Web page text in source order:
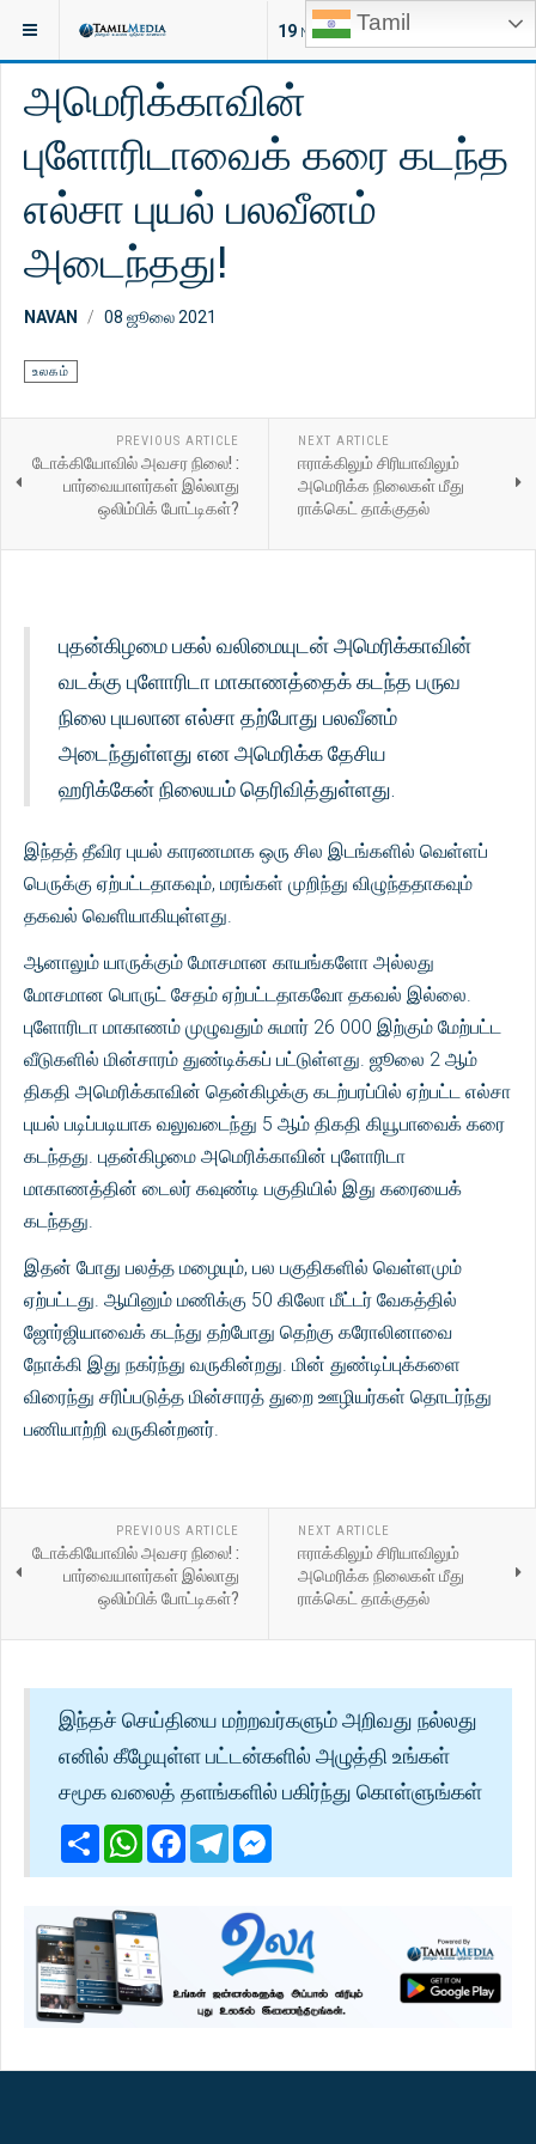
Tamil
19 NEW ARTICLES
இருக்குமிடம்: செய்திகள்
அமெரிக்காவின்
புளோரிடாவைக் கரை கடந்த
எல்சா புயல் பலவீனம்
அடைந்தது!
NAVAN 08 ஜூலை 2021
உலகம்
PREVIOUS ARTICLE
டோக்கியோவில் அவசர நிலை! :
பார்வையாளர்கள் இல்லாது
ஒலிம்பிக் போட்டிகள்?
NEXT ARTICLE
ஈராக்கிலும் சிரியாவிலும்
அமெரிக்க நிலைகள் மீது
ராக்கெட் தாக்குதல்
புதன்கிழமை பகல் வலிமையுடன் அமெரிக்காவின்
வடக்கு புளோரிடா மாகாணத்தைக் கடந்த பருவ
நிலை புயலான எல்சா தற்போது பலவீனம்
அடைந்துள்ளது என அமெரிக்க தேசிய
ஹரிக்கேன் நிலையம் தெரிவித்துள்ளது.
இந்தத் தீவிர புயல் காரணமாக ஒரு சில இடங்களில் வெள்ளப்
பெருக்கு ஏற்பட்டதாகவும், மரங்கள் முறிந்து விழுந்ததாகவும்
தகவல் வெளியாகியுள்ளது.
ஆனாலும் யாருக்கும் மோசமான காயங்களோ அல்லது
மோசமான பொருட் சேதம் ஏற்பட்டதாகவோ தகவல் இல்லை.
புளோரிடா மாகாணம் முழுவதும் சுமார் 26 000 இற்கும் மேற்பட்ட
வீடுகளில் மின்சாரம் துண்டிக்கப் பட்டுள்ளது. ஜூலை 2 ஆம்
திகதி அமெரிக்காவின் தென்கிழக்கு கடற்பரப்பில் ஏற்பட்ட எல்சா
புயல் படிப்படியாக வலுவடைந்து 5 ஆம் திகதி கியூபாவைக் கரை
கடந்தது. புதன்கிழமை அமெரிக்காவின் புளோரிடா
மாகாணத்தின் டைலர் கவுண்டி பகுதியில் இது கரையைக்
கடந்தது.
இதன் போது பலத்த மழையும், பல பகுதிகளில் வெள்ளமும்
ஏற்பட்டது. ஆயினும் மணிக்கு 50 கிலோ மீட்டர் வேகத்தில்
ஜோர்ஜியாவைக் கடந்து தற்போது தெற்கு கரோலினாவை
நோக்கி இது நகர்ந்து வருகின்றது. மின் துண்டிப்புக்களை
விரைந்து சரிப்படுத்த மின்சாரத் துறை ஊழியர்கள் தொடர்ந்து
பணியாற்றி வருகின்றனர்.
PREVIOUS ARTICLE
டோக்கியோவில் அவசர நிலை! :
பார்வையாளர்கள் இல்லாது
ஒலிம்பிக் போட்டிகள்?
NEXT ARTICLE
ஈராக்கிலும் சிரியாவிலும்
அமெரிக்க நிலைகள் மீது
ராக்கெட் தாக்குதல்
இந்தச் செய்தியை மற்றவர்களும் அறிவது நல்லது
எனில் கீழேயுள்ள பட்டன்களில் அழுத்தி உங்கள்
சமூக வலைத் தளங்களில் பகிர்ந்து கொள்ளுங்கள்
ShareWhatsApp
Facebook
Telegram